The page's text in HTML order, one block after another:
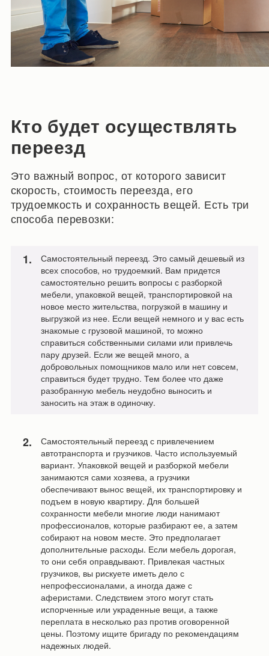
Кто будет осуществлять
переезд
Это важный вопрос, от которого зависит
скорость, стоимость переезда, его
трудоемкость и сохранность вещей. Есть три
способа перевозки:
Самостоятельный переезд. Это самый дешевый из
всех способов, но трудоемкий. Вам придется
самостоятельно решить вопросы с разборкой
мебели, упаковкой вещей, транспортировкой на
новое место жительства, погрузкой в машину и
выгрузкой из нее. Если вещей немного и у вас есть
знакомые с грузовой машиной, то можно
справиться собственными силами или привлечь
пару друзей. Если же вещей много, а
добровольных помощников мало или нет совсем,
справиться будет трудно. Тем более что даже
разобранную мебель неудобно выносить и
заносить на этаж в одиночку.
Самостоятельный переезд с привлечением
автотранспорта и грузчиков. Часто используемый
вариант. Упаковкой вещей и разборкой мебели
занимаются сами хозяева, а грузчики
обеспечивают вынос вещей, их транспортировку и
подъем в новую квартиру. Для большей
сохранности мебели многие люди нанимают
профессионалов, которые разбирают ее, а затем
собирают на новом месте. Это предполагает
дополнительные расходы. Если мебель дорогая,
то они себя оправдывают. Привлекая частных
грузчиков, вы рискуете иметь дело с
непрофессионалами, а иногда даже с
аферистами. Следствием этого могут стать
испорченные или украденные вещи, а также
переплата в несколько раз против оговоренной
цены. Поэтому ищите бригаду по рекомендациям
надежных людей.